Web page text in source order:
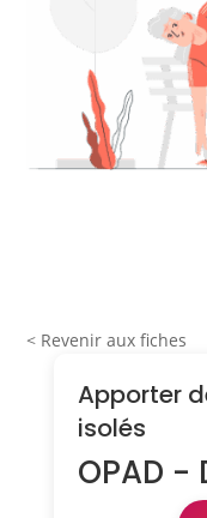
< Revenir aux fiches
Apporter
isolés
OPAD -